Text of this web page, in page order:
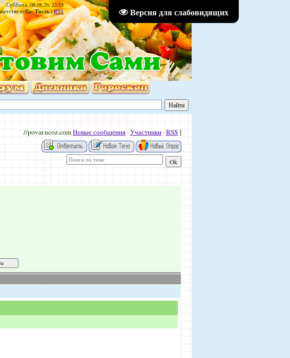
Версия для слабовидящих
Суббота, 08.08.26, 23:15
Вас Гость|RSS
//povar.ucoz.comНовые сообщения ·Участники ·RSS]